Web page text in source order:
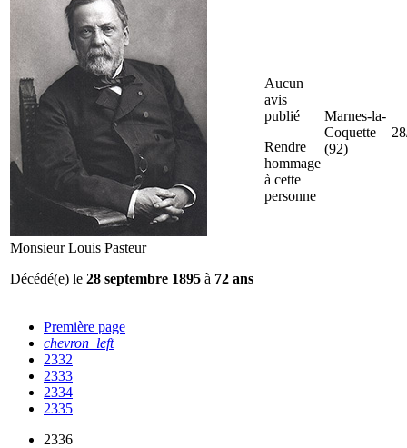
Monsieur Louis Pasteur
Décédé(e) le 28 septembre 1895 à 72 ans
Aucun
avis
publié
Rendre
hommage
à cette
personne
Marnes-la-
Coquette
(92)
Première page
chevron_left
2332
2333
2334
2335
2336